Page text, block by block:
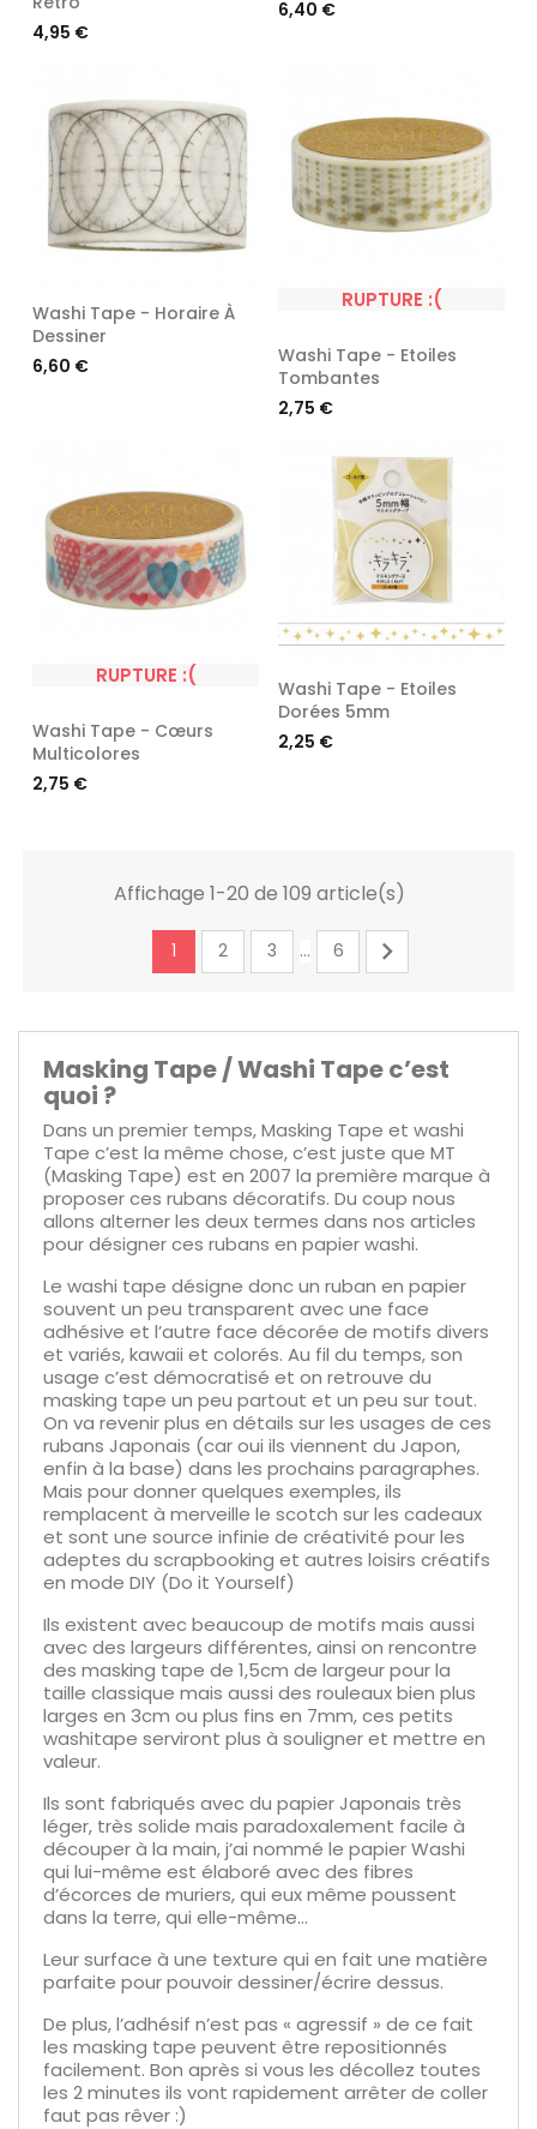
Prix
4,95 €
Prix
6,40 €
Washi Tape - Horaire À
Dessiner
Prix
6,60 €
RUPTURE :(
Washi Tape - Etoiles
Tombantes
Prix
2,75 €
RUPTURE :(
Washi Tape - Cœurs
Multicolores
Prix
2,75 €
Washi Tape - Etoiles
Dorées 5mm
Prix
2,25 €
Affichage 1-20 de 109 article(s)
1 2 3 … 6 
Masking Tape / Washi Tape c’est
quoi ?
Dans un premier temps, Masking Tape et washi
Tape c’est la même chose, c’est juste que MT
(Masking Tape) est en 2007 la première marque à
proposer ces rubans décoratifs. Du coup nous
allons alterner les deux termes dans nos articles
pour désigner ces rubans en papier washi.
Le washi tape désigne donc un ruban en papier
souvent un peu transparent avec une face
adhésive et l’autre face décorée de motifs divers
et variés, kawaii et colorés. Au fil du temps, son
usage c’est démocratisé et on retrouve du
masking tape un peu partout et un peu sur tout.
On va revenir plus en détails sur les usages de ces
rubans Japonais (car oui ils viennent du Japon,
enfin à la base) dans les prochains paragraphes.
Mais pour donner quelques exemples, ils
remplacent à merveille le scotch sur les cadeaux
et sont une source infinie de créativité pour les
adeptes du scrapbooking et autres loisirs créatifs
en mode DIY (Do it Yourself)
Ils existent avec beaucoup de motifs mais aussi
avec des largeurs différentes, ainsi on rencontre
des masking tape de 1,5cm de largeur pour la
taille classique mais aussi des rouleaux bien plus
larges en 3cm ou plus fins en 7mm, ces petits
washitape serviront plus à souligner et mettre en
valeur.
Ils sont fabriqués avec du papier Japonais très
léger, très solide mais paradoxalement facile à
découper à la main, j’ai nommé le papier Washi
qui lui-même est élaboré avec des fibres
d’écorces de muriers, qui eux même poussent
dans la terre, qui elle-même...
Leur surface à une texture qui en fait une matière
parfaite pour pouvoir dessiner/écrire dessus.
De plus, l’adhésif n’est pas « agressif » de ce fait
les masking tape peuvent être repositionnés
facilement. Bon après si vous les décollez toutes
les 2 minutes ils vont rapidement arrêter de coller
faut pas rêver :)